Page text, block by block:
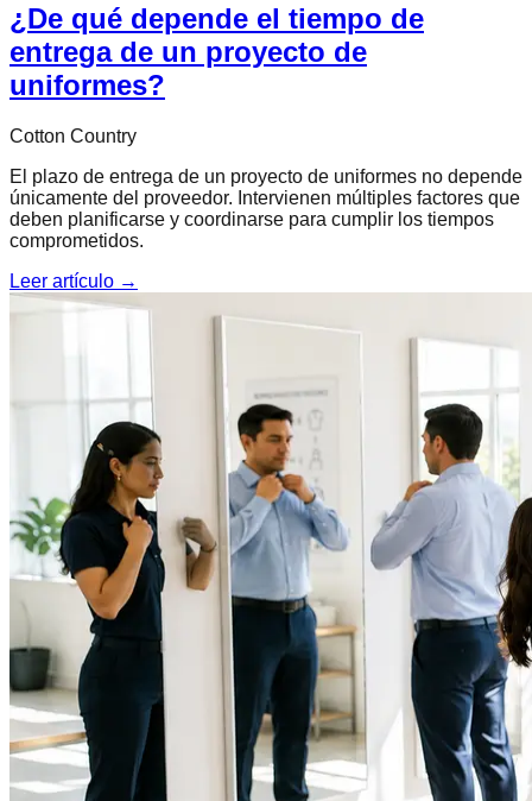
¿De qué depende el tiempo de
entrega de un proyecto de
uniformes?
Cotton Country
El plazo de entrega de un proyecto de uniformes no depende
únicamente del proveedor. Intervienen múltiples factores que
deben planificarse y coordinarse para cumplir los tiempos
comprometidos.
Leer artículo →